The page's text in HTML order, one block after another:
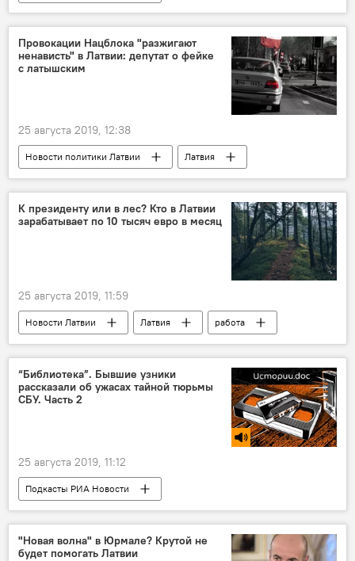
Радио Sputnik Латвия
лесные пожары
Россия
Бразилия США
Провокации Нацблока "разжигают
ненависть" в Латвии: депутат о фейке
с латышским
25 августа 2019, 12:38
Новости политики Латвии
Латвия
русский язык
латышский язык
Вадим Фальков
Рига
Рижская дума
Национальное объединение
Теперь детсады: русских дошкольников в Латвии оставят без родного языка
К президенту или в лес? Кто в Латвии
зарабатывает по 10 тысяч евро в месяц
25 августа 2019, 11:59
Новости Латвии Латвия
работа
средняя зарплата
минимальная зарплата
“Библиотека”. Бывшие узники
рассказали об ужасах тайной тюрьмы
СБУ. Часть 2
25 августа 2019, 11:12
Подкасты РИА Новости
Радио Sputnik Латвия
тюрьма СБУ
"Новая волна" в Юрмале? Крутой не
будет помогать Латвии